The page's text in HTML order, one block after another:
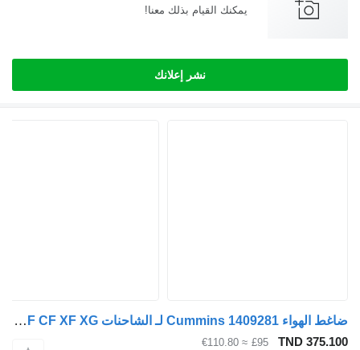
يمكنك القيام بذلك معنا!
نشر إعلانك
ضاغط الهواء Cummins 1409281 لـ الشاحنات DAF LF CF XF XG
TND 375.100
£95
≈ €110.80